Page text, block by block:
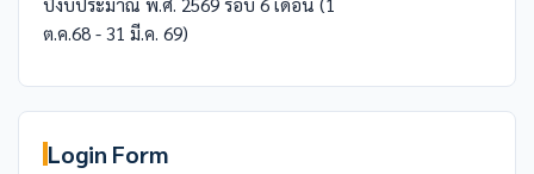
ปีงบประมาณ พ.ศ. 2569 รอบ 6 เดือน (1
ต.ค.68 - 31 มี.ค. 69)
Login Form